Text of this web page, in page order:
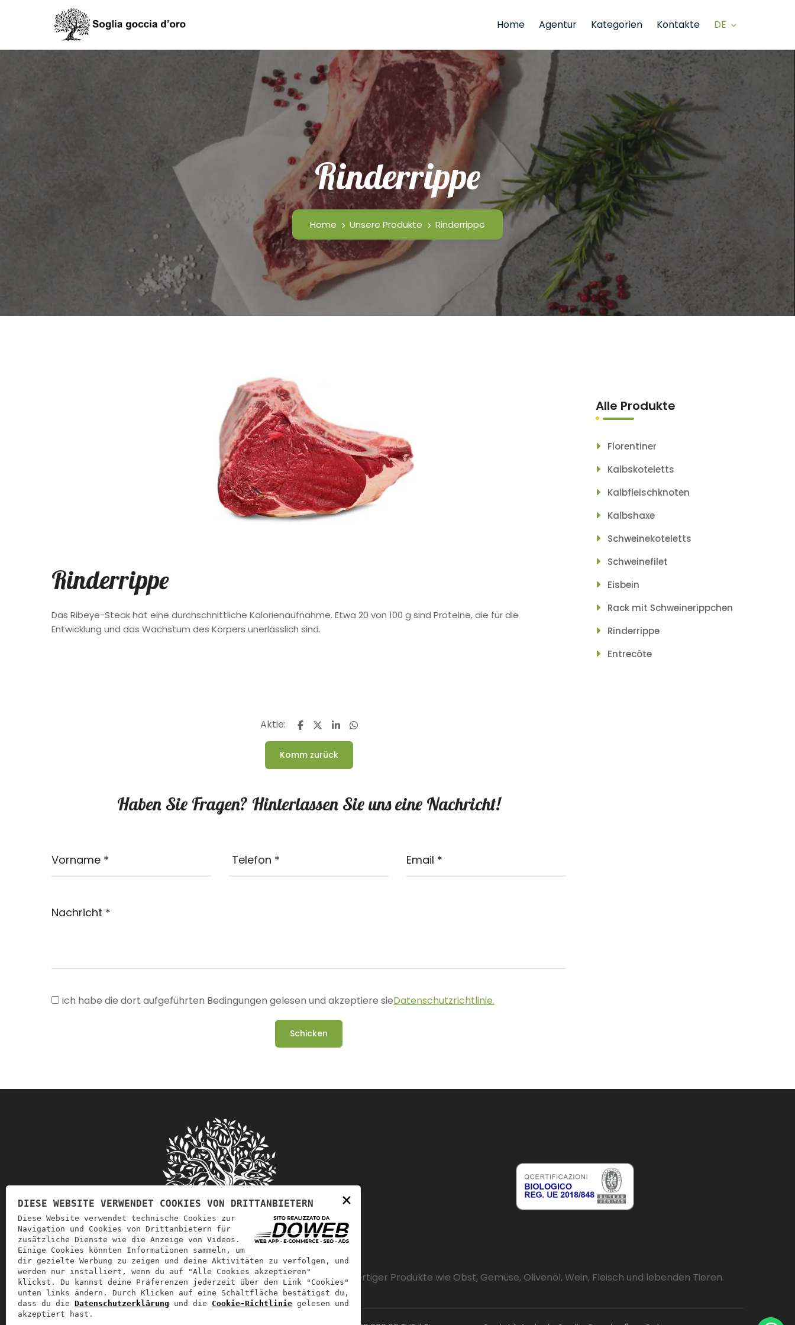
Home Agentur Kategorien Kontakte DE
Rinderrippe
Home Unsere Produkte Rinderrippe
Rinderrippe
Das Ribeye-Steak hat eine durchschnittliche Kalorienaufnahme. Etwa 20 von 100 g sind Proteine, die für die
Entwicklung und das Wachstum des Körpers unerlässlich sind.
Aktie:
Komm zurück
Haben Sie Fragen? Hinterlassen Sie uns eine Nachricht!
Ich habe die dort aufgeführten Bedingungen gelesen und akzeptiere sieDatenschutzrichtlinie.
Schicken
Alle Produkte
Florentiner
Kalbskoteletts
Kalbfleischknoten
Kalbshaxe
Schweinekoteletts
Schweinefilet
Eisbein
Rack mit Schweinerippchen
Rinderrippe
Entrecôte
SogliaGoccia d'Orobeschäftigt sich mit dem Verkauf hochwertiger Produkte wie Obst, Gemüse, Olivenöl, Wein, Fleisch und lebenden Tieren.
×
DIESE WEBSITE VERWENDET COOKIES VON DRITTANBIETERN
Diese Website verwendet technische Cookies zur
Navigation und Cookies von Drittanbietern für
zusätzliche Dienste wie die Anzeige von Videos.
Einige Cookies könnten Informationen sammeln, um
dir gezielte Werbung zu zeigen und deine Aktivitäten zu verfolgen, und
werden nur installiert, wenn du auf "Alle Cookies akzeptieren"
klickst. Du kannst deine Präferenzen jederzeit über den Link "Cookies"
unten links ändern. Durch Klicken auf eine Schaltfläche bestätigst du,
dass du die Datenschutzerklärung und die Cookie-Richtlinie gelesen und
akzeptiert hast.